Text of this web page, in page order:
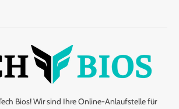
Bios! Wir sind Ihre Online-Anlaufstelle für